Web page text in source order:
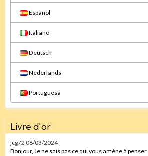
Español
Italiano
Deutsch
Nederlands
Portuguesa
Livre d'or
jcg72 08/03/2024
Bonjour, Je ne sais pas ce qui vous amène à